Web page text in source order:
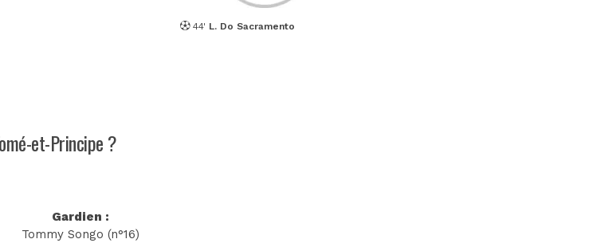
44' L. Do Sacramento
et-Principe ?
Gardien :
Tommy Songo (n°16)